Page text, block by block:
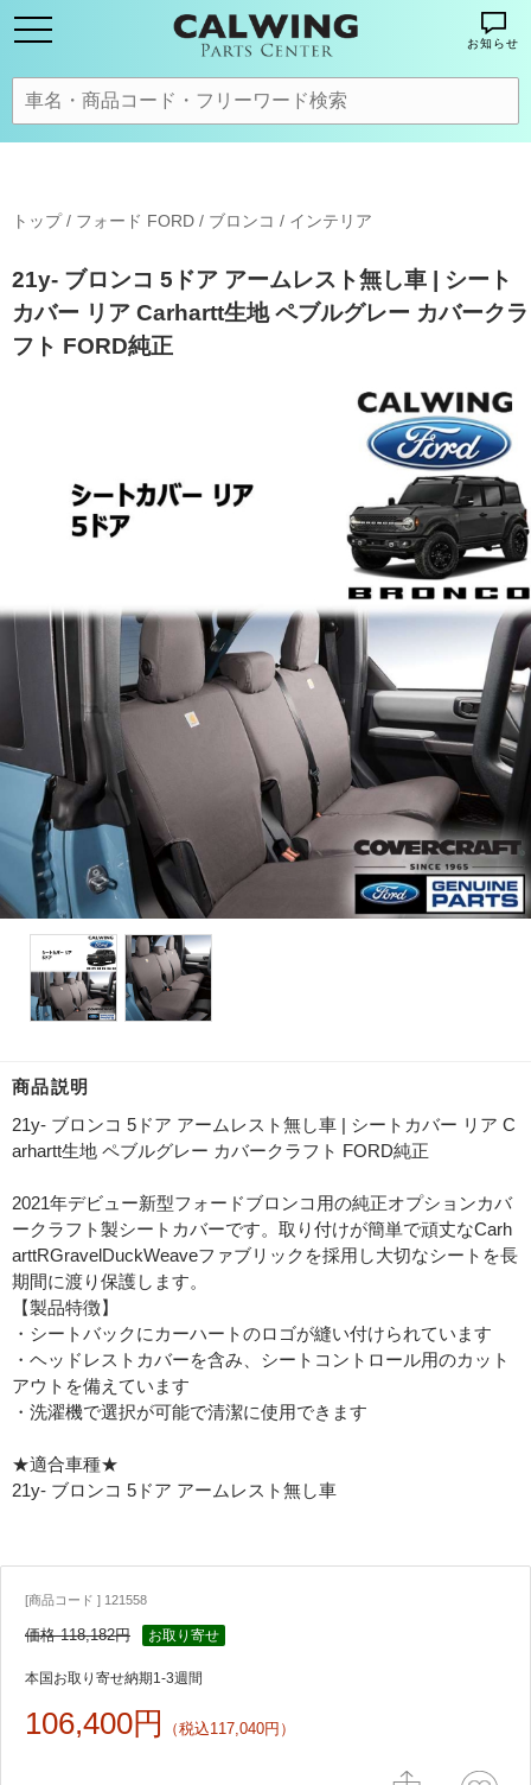
お知らせ
トップ/ フォード FORD / ブロンコ / インテリア
21y- ブロンコ 5ドア アームレスト無し車 | シート
カバー リア Carhartt生地 ペブルグレー カバークラ
フト FORD純正
商品説明
21y- ブロンコ 5ドア アームレスト無し車 | シートカバー リア C
arhartt生地 ペブルグレー カバークラフト FORD純正
2021年デビュー新型フォードブロンコ用の純正オプションカバ
ークラフト製シートカバーです。取り付けが簡単で頑丈なCarh
arttRGravelDuckWeaveファブリックを採用し大切なシートを長
期間に渡り保護します。
【製品特徴】
・シートバックにカーハートのロゴが縫い付けられています
・ヘッドレストカバーを含み、シートコントロール用のカット
アウトを備えています
・洗濯機で選択が可能で清潔に使用できます
★適合車種★
21y- ブロンコ 5ドア アームレスト無し車
[商品コード ] 121558
価格 118,182円 お取り寄せ
本国お取り寄せ納期1-3週間
106,400円 （税込117,040円）